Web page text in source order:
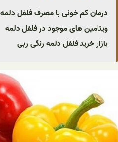
درمان کم خونی با مصرف فلفل دلمه
ویتامین های موجود در فلفل دلمه
بازار خرید فلفل دلمه رنگی ربی